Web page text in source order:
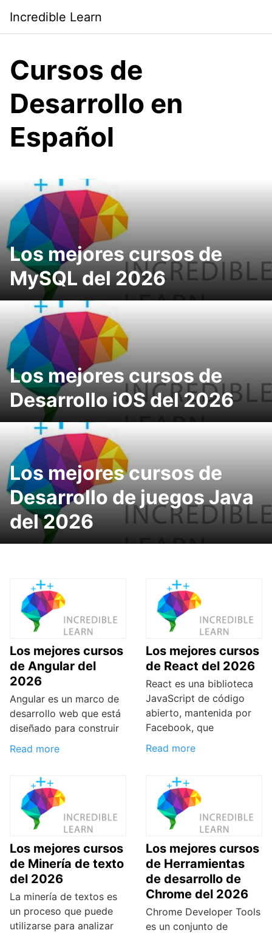
contenido
Incredible Learn
Cursos de
Desarrollo en
Español
Los mejores cursos de
MySQL del 2026
Los mejores cursos de
Desarrollo iOS del 2026
Los mejores cursos de
Desarrollo de juegos Java
del 2026
Los mejores cursos
de Angular del
2026
Angular es un marco de
desarrollo web que está
diseñado para construir
Read more
Los mejores cursos
de React del 2026
React es una biblioteca
JavaScript de código
abierto, mantenida por
Facebook, que
Read more
Los mejores cursos
de Minería de texto
del 2026
La minería de textos es
un proceso que puede
utilizarse para analizar
Los mejores cursos
de Herramientas
de desarrollo de
Chrome del 2026
Chrome Developer Tools
es un conjunto de